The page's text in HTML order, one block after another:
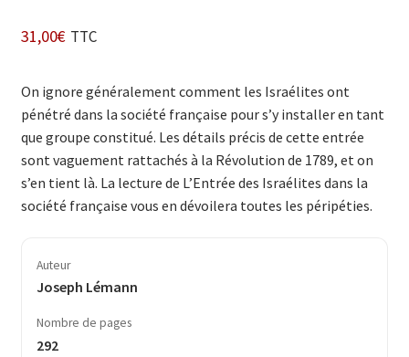
31,00€ TTC
On ignore généralement comment les Israélites ont
pénétré dans la société française pour s’y installer en tant
que groupe constitué. Les détails précis de cette entrée
sont vaguement rattachés à la Révolution de 1789, et on
s’en tient là. La lecture de L’Entrée des Israélites dans la
société française vous en dévoilera toutes les péripéties.
Auteur
Joseph Lémann
Nombre de pages
292